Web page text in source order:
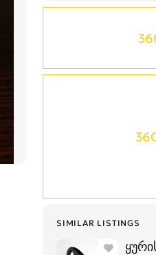
SIMILAR LISTINGS